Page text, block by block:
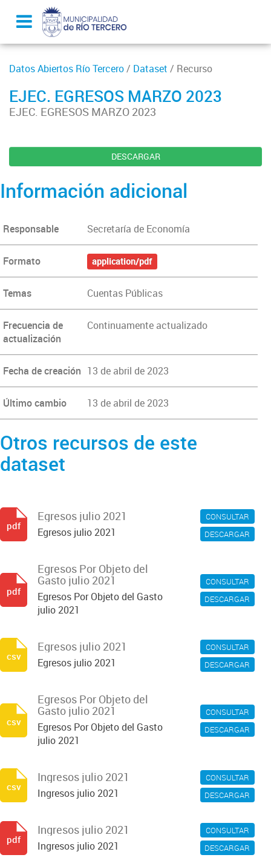
Datos Abiertos Río Tercero/ Dataset / Recurso
EJEC. EGRESOS MARZO 2023
EJEC. EGRESOS MARZO 2023
DESCARGAR
Información adicional
Responsable Secretaría de Economía
Formato application/pdf
Temas Cuentas Públicas
Frecuencia de
actualización
Continuamente actualizado
Fecha de creación 13 de abril de 2023
Último cambio 13 de abril de 2023
Otros recursos de este
dataset
CONSULTAR
DESCARGAR
Egresos julio 2021
Egresos julio 2021
pdf
CONSULTAR
DESCARGAR
Egresos Por Objeto del
Gasto julio 2021
Egresos Por Objeto del Gasto
julio 2021
pdf
CONSULTAR
DESCARGAR
Egresos julio 2021
Egresos julio 2021
csv
CONSULTAR
DESCARGAR
Egresos Por Objeto del
Gasto julio 2021
Egresos Por Objeto del Gasto
julio 2021
csv
CONSULTAR
DESCARGAR
Ingresos julio 2021
Ingresos julio 2021
csv
CONSULTAR
DESCARGAR
Ingresos julio 2021
Ingresos julio 2021
pdf